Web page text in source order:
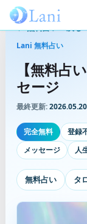
Lani 無料占い
【無料占
セージ
最終更新:2026.05.20
完全無料 登録
メッセージ
人
無料占い タ